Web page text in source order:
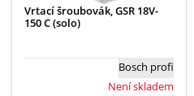
Vrtací šroubovák, GSR 18V-
150 C (solo)
Bosch profi
Není skladem